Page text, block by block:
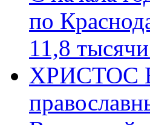
по
11,8
ХРИСТОС